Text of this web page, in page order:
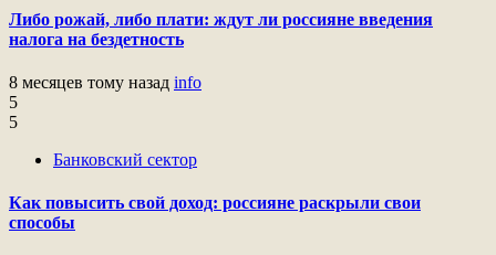
Либо рожай, либо плати: ждут ли россияне введения
налога на бездетность
8 месяцев тому назад info
5
5
Банковский сектор
Как повысить свой доход: россияне раскрыли свои
способы